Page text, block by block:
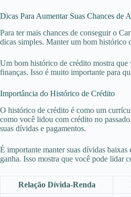
Dicas Para Aumentar Suas Chances de
Para ter mais chances de conseguir o
dicas simples. Manter um bom histórico
Um bom histórico de crédito mostra que
finanças. Isso é muito importante para
Importância do Histórico de Crédito
O histórico de crédito é como um
como você lidou com crédito no
suas dívidas e pagamentos.
É importante manter suas dívidas baixas
ganha. Isso mostra que você pode lidar
Relação Dívida-Renda